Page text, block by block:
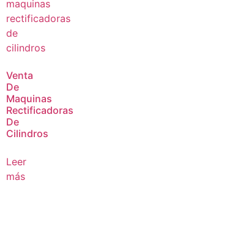
Venta
De
Maquinas
Rectificadoras
De
Cilindros
Leer
más